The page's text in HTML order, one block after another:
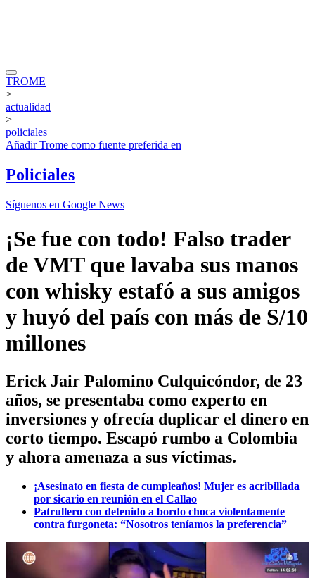
TROME
>
actualidad
>
policiales
AñadirTrome como fuente preferida en
Policiales
Síguenos en Google News
¡Se fue con todo! Falso trader
de VMT que lavaba sus manos
con whisky estafó a sus amigos
y huyó del país con más de S/10
millones
Erick Jair Palomino Culquicóndor, de 23
años, se presentaba como experto en
inversiones y ofrecía duplicar el dinero en
corto tiempo. Escapó rumbo a Colombia
y ahora amenaza a sus víctimas.
¡Asesinato en fiesta de cumpleaños! Mujer es acribillada
por sicario en reunión en el Callao
Patrullero con detenido a bordo choca violentamente
contra furgoneta: “Nosotros teníamos la preferencia”